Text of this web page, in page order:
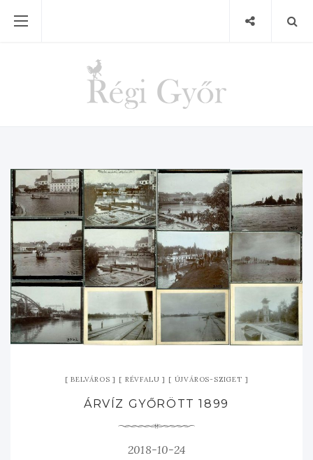
BELVÁROS RÉVFALU ÚJVÁROS-SZIGET
ÁRVÍZ GYŐRÖTT 1899
2018-10-24